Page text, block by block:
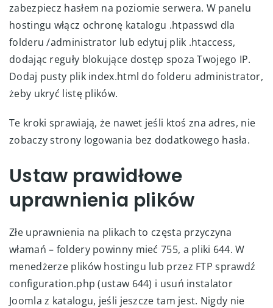
zabezpiecz hasłem na poziomie serwera. W panelu
hostingu włącz ochronę katalogu .htpasswd dla
folderu /administrator lub edytuj plik .htaccess,
dodając reguły blokujące dostęp spoza Twojego IP.
Dodaj pusty plik index.html do folderu administrator,
żeby ukryć listę plików.
Te kroki sprawiają, że nawet jeśli ktoś zna adres, nie
zobaczy strony logowania bez dodatkowego hasła.
Ustaw prawidłowe
uprawnienia plików
Złe uprawnienia na plikach to częsta przyczyna
włamań – foldery powinny mieć 755, a pliki 644. W
menedżerze plików hostingu lub przez FTP sprawdź
configuration.php (ustaw 644) i usuń instalator
Joomla z katalogu, jeśli jeszcze tam jest. Nigdy nie